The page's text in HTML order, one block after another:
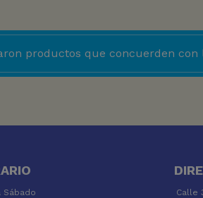
productos que concuerden con
Sábado
Calle